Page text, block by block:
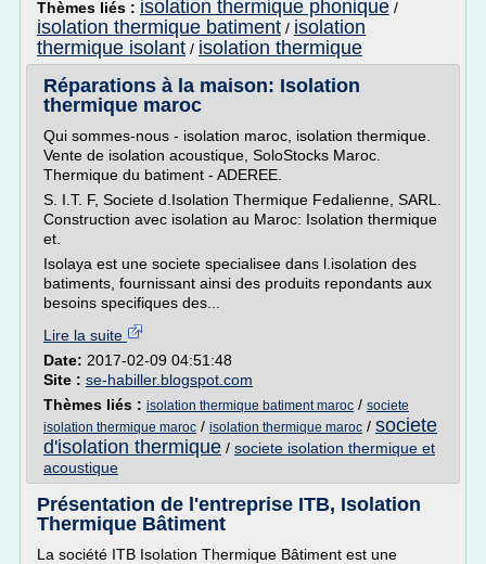
Thèmes liés : isolation thermique phonique /
isolation thermique batiment / isolation
thermique isolant / isolation thermique
Réparations à la maison: Isolation
thermique maroc
Qui sommes-nous - isolation maroc, isolation thermique.
Vente de isolation acoustique, SoloStocks Maroc.
Thermique du batiment - ADEREE.
S. I.T. F, Societe d.Isolation Thermique Fedalienne, SARL.
Construction avec isolation au Maroc: Isolation thermique
et.
Isolaya est une societe specialisee dans l.isolation des
batiments, fournissant ainsi des produits repondants aux
besoins specifiques des...
Lire la suite
Date: 2017-02-09 04:51:48
Site : se-habiller.blogspot.com
Thèmes liés : isolation thermique batiment maroc / societe
isolation thermique maroc / isolation thermique maroc / societe
d'isolation thermique / societe isolation thermique et
acoustique
Présentation de l'entreprise ITB, Isolation
Thermique Bâtiment
La société ITB Isolation Thermique Bâtiment est une